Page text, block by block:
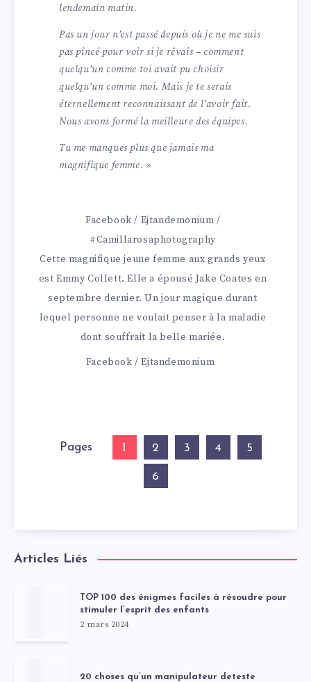
lendemain matin.
Pas un jour n’est passé depuis où je ne me suis
pas pincé pour voir si je rêvais – comment
quelqu’un comme toi avait pu choisir
quelqu’un comme moi. Mais je te serais
éternellement reconnaissant de l’avoir fait.
Nous avons formé la meilleure des équipes.
Tu me manques plus que jamais ma
magnifique femme. »
Facebook / Ejtandemonium /
#Camillarosaphotography
Cette magnifique jeune femme aux grands yeux
est Emmy Collett. Elle a épousé Jake Coates en
septembre dernier. Un jour magique durant
lequel personne ne voulait penser à la maladie
dont souffrait la belle mariée.
Facebook / Ejtandemonium
Pages 1 2 3 4 5
6
Articles Liés
TOP 100 des énigmes faciles à résoudre pour
stimuler l’esprit des enfants
2 mars 2024
20 choses qu’un manipulateur deteste